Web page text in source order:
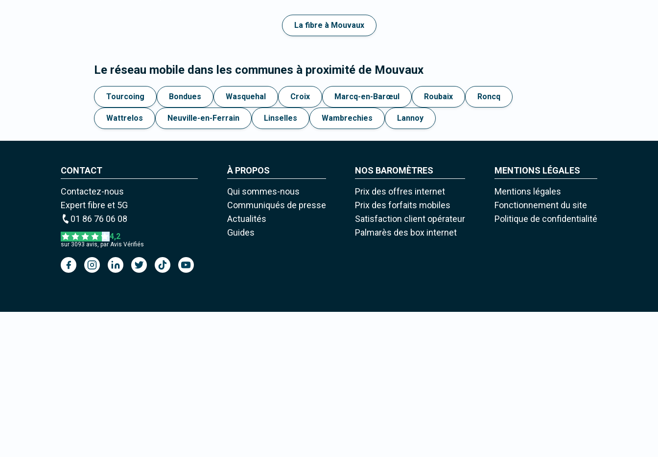
La fibre à Mouvaux
Le réseau mobile dans les communes à proximité de Mouvaux
Tourcoing Bondues Wasquehal Croix Marcq-en-Barœul Roubaix Roncq
Wattrelos Neuville-en-Ferrain Linselles Wambrechies Lannoy
CONTACT
Contactez-nous
Expert fibre et 5G
01 86 76 06 08
4,2
sur 3093 avis, par Avis Vérifiés
À PROPOS
Qui sommes-nous
Communiqués de presse
Actualités
Guides
NOS BAROMÈTRES
Prix des offres internet
Prix des forfaits mobiles
Satisfaction client opérateur
Palmarès des box internet
MENTIONS LÉGALES
Mentions légales
Fonctionnement du site
Politique de confidentialité